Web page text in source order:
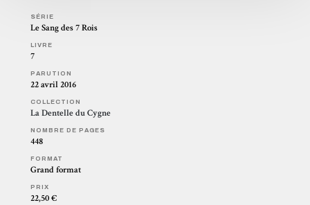
SÉRIE
Le Sang des 7 Rois
LIVRE
7
PARUTION
22 avril 2016
COLLECTION
La Dentelle du Cygne
NOMBRE DE PAGES
448
FORMAT
Grand format
PRIX
22,50 €